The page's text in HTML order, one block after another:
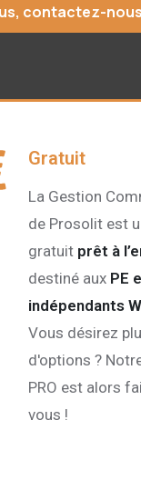
contactez-
Gratuit
La Gestion
de Prosolit est
gratuit prêt à
destiné aux PE
indépendants
Vous désirez
d'options ?
PRO est alors
vous !